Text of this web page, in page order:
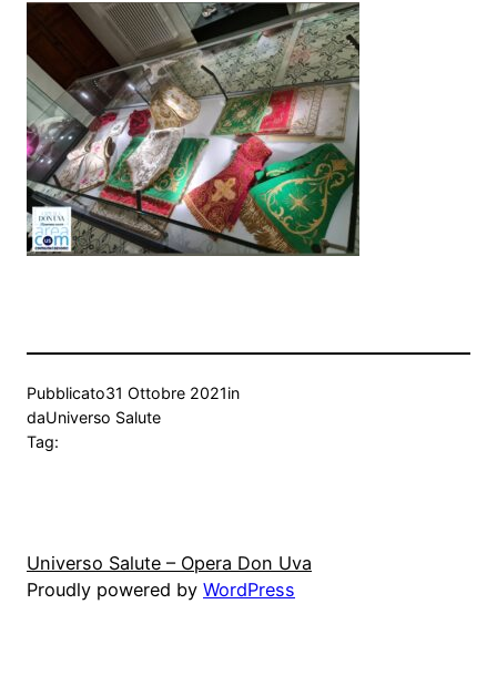
Pubblicato31 Ottobre 2021in
daUniverso Salute
Tag:
Universo Salute – Opera Don Uva
Proudly powered by WordPress